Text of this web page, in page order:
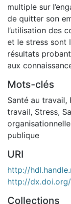
multiple sur
de quitter son
l’utilisation des
et le stress sont
résultats
aux
Mots-clés
Santé au travail,
travail, Stress,
organisationnelle
publique
URI
http://
http://
Collections